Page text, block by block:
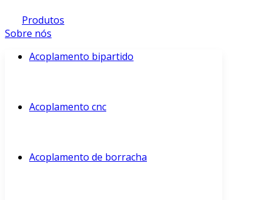
Produtos
Sobre nós
Acoplamento bipartido
Acoplamento cnc
Acoplamento de borracha